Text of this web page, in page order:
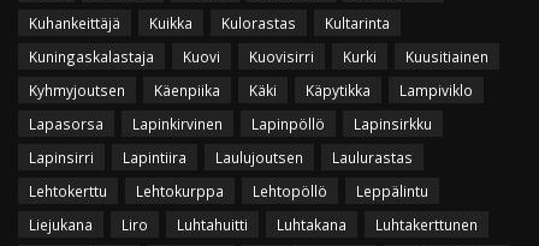
Kuhankeittäjä
Kuikka Kulorastas
Kultarinta
Kuningaskalastaja
Kuovi Kuovisirri Kurki
Kuusitiainen
Kyhmyjoutsen
Käenpiika Käki Käpytikka
Lampiviklo
Lapasorsa
Lapinkirvinen Lapinpöllö
Lapinsirkku
Lapinsirri
Lapintiira Laulujoutsen
Laulurastas
Lehtokerttu
Lehtokurppa Lehtopöllö
Leppälintu
Liejukana
Liro Luhtahuitti Luhtakana
Luhtakerttunen